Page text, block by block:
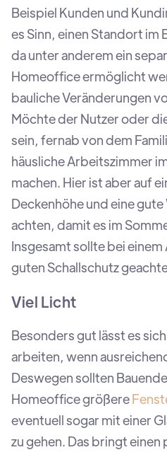
Beispiel Kunden und
es Sinn, einen Standort im
da unter anderem ein
Homeoffice ermöglicht
bauliche Veränderungen
Möchte der Nutzer oder
sein, fernab von dem
häusliche Arbeitszimmer
machen. Hier ist aber auf
Deckenhöhe und eine
achten, damit es im
Insgesamt sollte bei
guten Schallschutz
Viel Licht
Besonders gut lässt es
arbeiten, wenn
Deswegen sollten
Homeoffice größere
eventuell sogar mit einer
zu gehen. Das bringt